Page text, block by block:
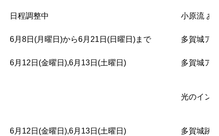
日程調整中 小原流 あ
6月8日(月曜日)から6月21日(日曜日)まで 多賀城ア
6月12日(金曜日),6月13日(土曜日) 多賀城ア
光のイン
6月12日(金曜日),6月13日(土曜日) 多賀城跡